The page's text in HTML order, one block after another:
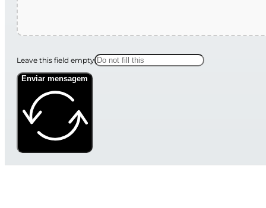
Leave this field empty
Enviar mensagem